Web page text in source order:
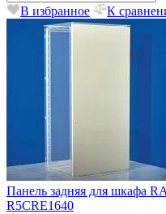
В избранное К
Панель задняя для шкафа
R5CRE1640